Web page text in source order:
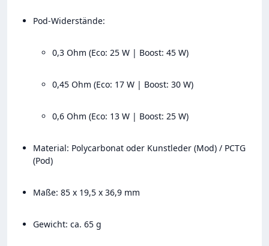
Pod-Widerstände:
0,3 Ohm (Eco: 25 W | Boost: 45 W)
0,45 Ohm (Eco: 17 W | Boost: 30 W)
0,6 Ohm (Eco: 13 W | Boost: 25 W)
Material: Polycarbonat oder Kunstleder (Mod) / PCTG
(Pod)
Maße: 85 x 19,5 x 36,9 mm
Gewicht: ca. 65 g